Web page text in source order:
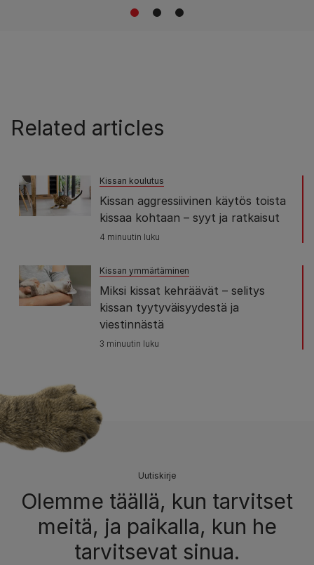
1 2 3
Related articles
Kissan koulutus
Kissan aggressiivinen käytös toista
kissaa kohtaan – syyt ja ratkaisut
4 minuutin luku
Kissan ymmärtäminen
Miksi kissat kehräävät – selitys
kissan tyytyväisyydestä ja
viestinnästä
3 minuutin luku
Uutiskirje
Olemme täällä, kun tarvitset
meitä, ja paikalla, kun he
tarvitsevat sinua.